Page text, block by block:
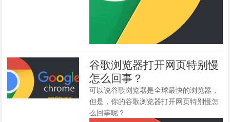
谷歌浏览器打开网页特别慢
怎么回事？
可以说谷歌浏览器是全球最快的浏览器，
但是，你的谷歌浏览器打开网页特别慢怎
么回事呢？